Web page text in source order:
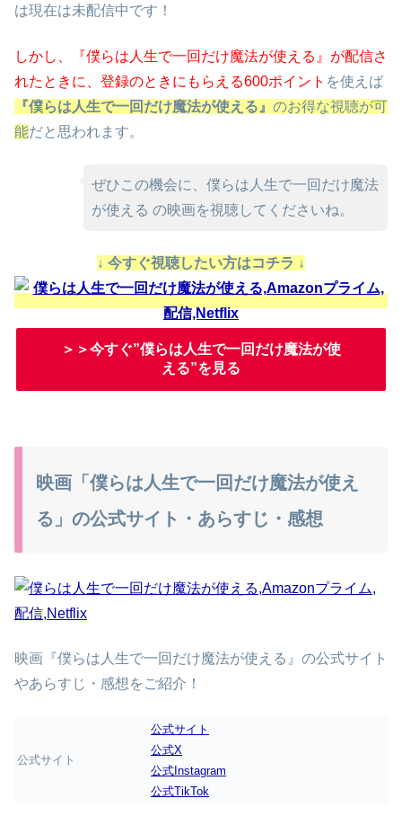
は現在は未配信中です！
しかし、『僕らは人生で一回だけ魔法が使える』が配信さ
れたときに、 登録のときにもらえる600ポイント を使えば
『僕らは人生で一回だけ魔法が使える』 のお得な視聴が可
能だと思われます。
ぜひこの機会に、僕らは人生で一回だけ魔法
が使える の映画を視聴してくださいね。
↓ 今すぐ視聴したい方はコチラ ↓
＞＞今すぐ”僕らは人生で一回だけ魔法が使
える”を見る
映画「僕らは人生で一回だけ魔法が使え
る」の公式サイト・あらすじ・感想
映画『僕らは人生で一回だけ魔法が使える』の公式サイト
やあらすじ・感想をご紹介！
公式サイト
公式サイト
公式X
公式Instagram
公式TikTok